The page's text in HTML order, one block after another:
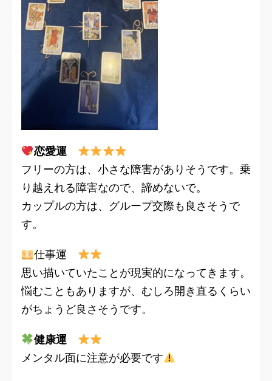
恋愛運
フリーの方は、小さな障害がありそうです。乗
り越えれる障害なので、諦めないで。
カップルの方は、グループ交際も良さそうで
す。
仕事運
思い描いていたことが現実的になってきます。
悩むこともありますが、むしろ開き直るくらい
がちょうど良さそうです。
健康運
メンタル面に注意が必要です